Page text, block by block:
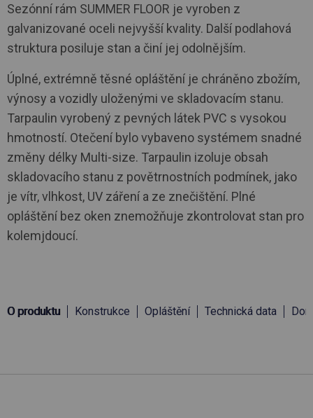
Sezónní rám SUMMER FLOOR je vyroben z
galvanizované oceli nejvyšší kvality. Další podlahová
struktura posiluje stan a činí jej odolnějším.
Úplné, extrémně těsné opláštění je chráněno zbožím,
výnosy a vozidly uloženými ve skladovacím stanu.
Tarpaulin vyrobený z pevných látek PVC s vysokou
hmotností. Otečení bylo vybaveno systémem snadné
změny délky Multi-size. Tarpaulin izoluje obsah
skladovacího stanu z povětrnostních podmínek, jako
je vítr, vlhkost, UV záření a ze znečištění. Plné
opláštění bez oken znemožňuje zkontrolovat stan pro
kolemjdoucí.
O produktu Konstrukce Opláštění Technická data